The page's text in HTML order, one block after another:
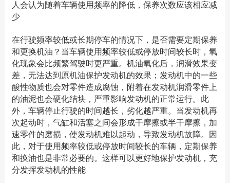
人会认为随着车辆使用频率的降低，保养次数应该相应减
少
在行驶频率较低或长期停车的情况下，是否需要定期保养
和更换机油？当车辆使用频率较低或停放时间较长时，氧
化现象会比频繁驾驶时更严重。机油氧化后，润滑效果变
差，无法达到原机油保护发动机的效果；发动机中的一些
酸性物质也会对零件造成腐蚀，附着在发动机润滑零件上
的油泥也会硬化结块，严重影响发动机的正常运行。此
外，车辆停止行驶的时间越长，劣化越严重。当发动机再
次起动时，气缸和活塞之间会形成干摩擦或半干摩擦，加
速零件的磨损，使发动机难以起动，导致发动机故障。因
此，对于使用频率较低或停放时间较长的车辆，定期保养
和换油也是非常必要的。这样可以更好地保护发动机，充
分发挥发动机的性能